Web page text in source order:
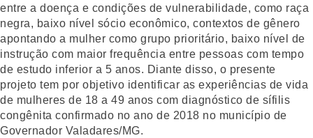
entre a doença e condições de vulnerabilidade, como raça
negra, baixo nível sócio econômico, contextos de gênero
apontando a mulher como grupo prioritário, baixo nível de
instrução com maior frequência entre pessoas com tempo
de estudo inferior a 5 anos. Diante disso, o presente
projeto tem por objetivo identificar as experiências de vida
de mulheres de 18 a 49 anos com diagnóstico de sífilis
congênita confirmado no ano de 2018 no município de
Governador Valadares/MG.